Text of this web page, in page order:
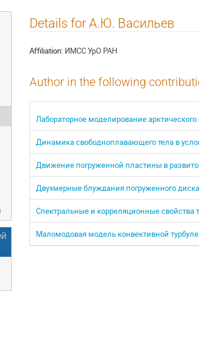
Details for А.Ю. Васильев
Affiliation: ИМСС УрО РАН
Author in the following
Лабораторное моделирование
Динамика свободноплавающего тела в
Движение погруженной пластины в
Двухмерные блуждания погруженного
Спектральные и корреляционные свойства
Маломодовая модель конвективной